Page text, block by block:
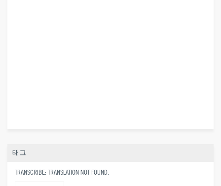
태그
TRANSCRIBE: TRANSLATION NOT FOUND.